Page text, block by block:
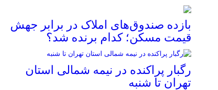
بازده صندوق‌های املاک در برابر جهش
قیمت مسکن؛ کدام برنده شد؟
رگبار پراکنده در نیمه شمالی استان
تهران تا شنبه